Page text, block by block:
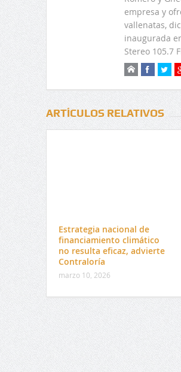
empresa y
vallenatas,
inaugurada
Stereo 105.7
ARTÍCULOS RELATIVOS
Estrategia nacional de
financiamiento climático
no resulta eficaz, advierte
Contraloría
marzo 10, 2026